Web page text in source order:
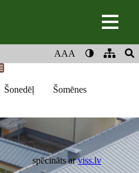
AAA
Šonedēļ
Šomēnes
spēcināts arviss.lv